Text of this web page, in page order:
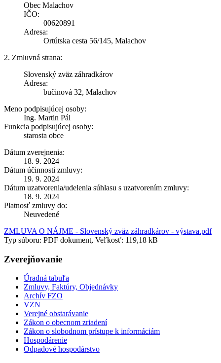
Obec Malachov
IČO:
00620891
Adresa:
Ortútska cesta 56/145, Malachov
2. Zmluvná strana:
Slovenský zväz záhradkárov
Adresa:
bučinová 32, Malachov
Meno podpisujúcej osoby:
Ing. Martin Pál
Funkcia podpisujúcej osoby:
starosta obce
Dátum zverejnenia:
18. 9. 2024
Dátum účinnosti zmluvy:
19. 9. 2024
Dátum uzatvorenia/udelenia súhlasu s uzatvorením zmluvy:
18. 9. 2024
Platnosť zmluvy do:
Neuvedené
ZMLUVA O NÁJME - Slovenský zväz záhradkárov - výstava.pdf
Typ súboru: PDF dokument, Veľkosť: 119,18 kB
Zverejňovanie
Úradná tabuľa
Zmluvy, Faktúry, Objednávky
Archív FZO
VZN
Verejné obstarávanie
Zákon o obecnom zriadení
Zákon o slobodnom prístupe k informáciám
Hospodárenie
Odpadové hospodárstvo